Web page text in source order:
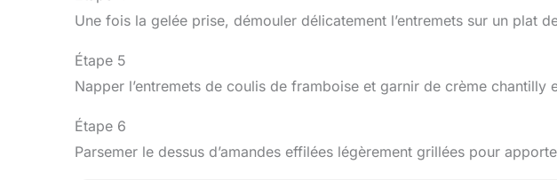
Une fois la gelée prise, démouler délicatement l’entremets sur un plat
Étape 5
Napper l’entremets de coulis de framboise et garnir de crème chantilly
Étape 6
Parsemer le dessus d’amandes effilées légèrement grillées pour